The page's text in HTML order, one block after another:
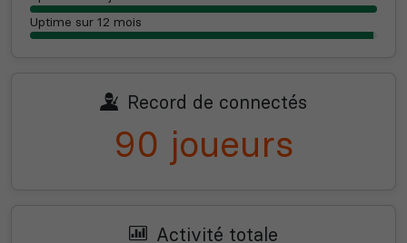
Uptime sur 12 mois
Record de connectés
90 joueurs
Activité totale